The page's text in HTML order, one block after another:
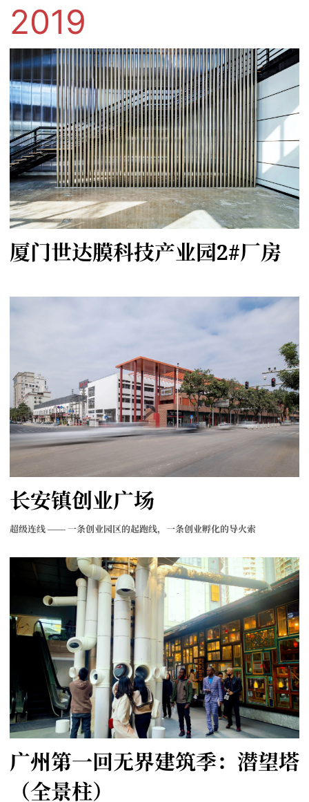
2019
厦门世达膜科技产业园2#厂房
长安镇创业广场
超级连线 —— 一条创业园区的起跑线，一条创业孵化的导火索
广州第一回无界建筑季：潜望塔
（全景柱）